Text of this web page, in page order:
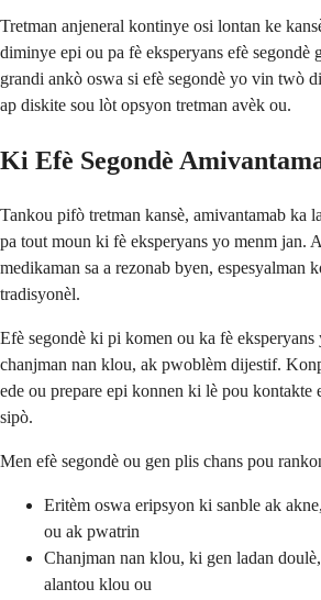
Tretman anjeneral kontinye osi lontan ke
diminye epi ou pa fè eksperyans efè segondè
grandi ankò oswa si efè segondè yo vin twò
ap diskite sou lòt opsyon tretman avèk ou.
Ki Efè Segondè
Tankou pifò tretman kansè, amivantamab ka
pa tout moun ki fè eksperyans yo menm jan.
medikaman sa a rezonab byen, espesyalman
tradisyonèl.
Efè segondè ki pi komen ou ka fè
chanjman nan klou, ak pwoblèm dijestif.
ede ou prepare epi konnen ki lè pou kontakte
sipò.
Men efè segondè ou gen plis chans pou
Eritèm oswa eripsyon ki sanble ak
ou ak pwatrin
Chanjman nan klou, ki gen ladan
alantou klou ou